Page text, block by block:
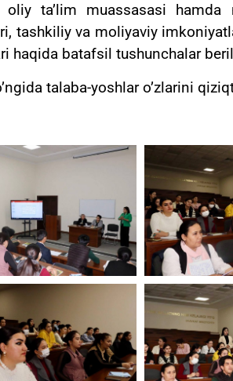
oliy ta’lim muassasasi hamda
tashkiliy va moliyaviy
haqida batafsil tushunchalar
talaba-yoshlar o’zlarini